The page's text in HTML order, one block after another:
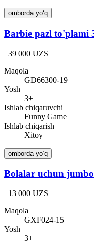
omborda yo‘q
Barbie pazl to'plami
39 000 UZS
Maqola
GD66300-19
Yosh
3+
Ishlab chiqaruvchi
Funny Game
Ishlab chiqarish
Xitoy
omborda yo‘q
Bolalar uchun
13 000 UZS
Maqola
GXF024-15
Yosh
3+